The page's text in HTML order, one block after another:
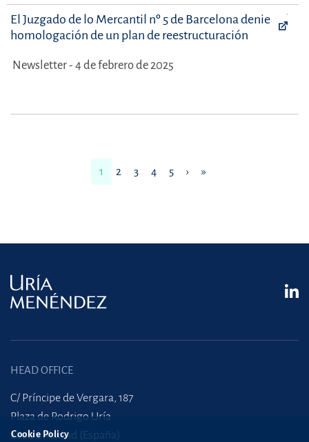
El Juzgado de lo Mercantil nº 5 de Barcelona deniega la
homologación de un plan de reestructuración
Newsletter - 4 de febrero de 2025
1 2 3 4 5 › »
HEAD OFFICE
C/ Príncipe de Vergara, 187
Plaza de Rodrigo Uría
28002 Madrid (España)
Cookie Policy